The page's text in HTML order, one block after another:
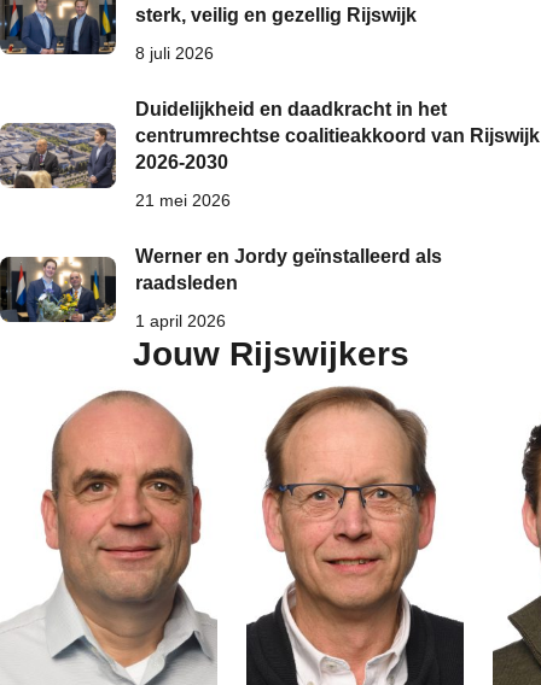
sterk, veilig en gezellig Rijswijk
8 juli 2026
Duidelijkheid en daadkracht in het
centrumrechtse coalitieakkoord van Rijswijk
2026-2030
21 mei 2026
Werner en Jordy geïnstalleerd als
raadsleden
1 april 2026
Jouw Rijswijkers